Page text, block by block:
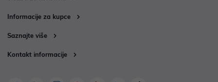
Informacije za kupce
Saznajte više
Kontakt informacije